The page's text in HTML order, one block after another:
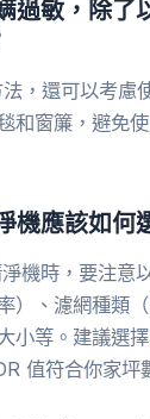
過敏，除了
，還可以考慮
和窗簾，避免
機應該如何
機時，要注意
）、濾網種類
小等。建議選
值符合你家坪